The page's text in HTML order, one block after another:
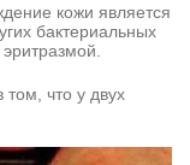
кожи является
бактериальных
том, что у двух